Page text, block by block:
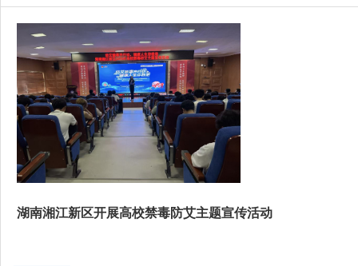
湖南湘江新区开展高校禁毒防艾主题宣传活动